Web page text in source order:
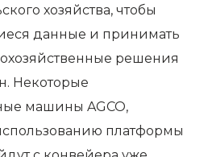
хозяйства, чтобы
данные и принимать
решения
Некоторые
машины AGCO,
платформы